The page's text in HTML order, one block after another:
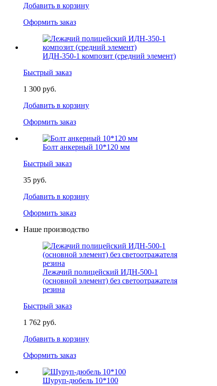
Добавить в корзину
Оформить заказ
ИДН-350-1 композит (средний элемент)
Быстрый заказ
1 300 руб.
Добавить в корзину
Оформить заказ
Болт анкерный 10*120 мм
Быстрый заказ
35 руб.
Добавить в корзину
Оформить заказ
Наше производство
Лежачий полицейский ИДН-500-1
(основной элемент) без светоотражателя
резина
Быстрый заказ
1 762 руб.
Добавить в корзину
Оформить заказ
Шуруп-дюбель 10*100